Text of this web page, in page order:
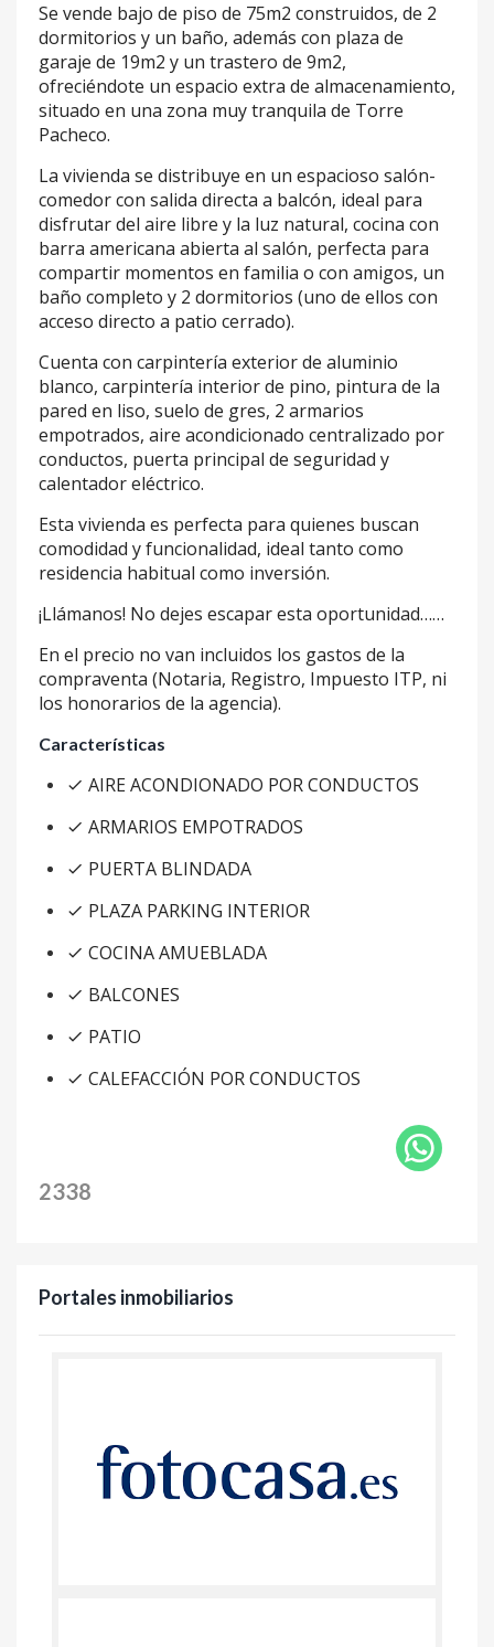
Se vende bajo de piso de 75m2 construidos, de 2
dormitorios y un baño, además con plaza de
garaje de 19m2 y un trastero de 9m2,
ofreciéndote un espacio extra de almacenamiento,
situado en una zona muy tranquila de Torre
Pacheco.
La vivienda se distribuye en un espacioso salón-
comedor con salida directa a balcón, ideal para
disfrutar del aire libre y la luz natural, cocina con
barra americana abierta al salón, perfecta para
compartir momentos en familia o con amigos, un
baño completo y 2 dormitorios (uno de ellos con
acceso directo a patio cerrado).
Cuenta con carpintería exterior de aluminio
blanco, carpintería interior de pino, pintura de la
pared en liso, suelo de gres, 2 armarios
empotrados, aire acondicionado centralizado por
conductos, puerta principal de seguridad y
calentador eléctrico.
Esta vivienda es perfecta para quienes buscan
comodidad y funcionalidad, ideal tanto como
residencia habitual como inversión.
¡Llámanos! No dejes escapar esta oportunidad……
En el precio no van incluidos los gastos de la
compraventa (Notaria, Registro, Impuesto ITP, ni
los honorarios de la agencia).
Características
AIRE ACONDIONADO POR CONDUCTOS
ARMARIOS EMPOTRADOS
PUERTA BLINDADA
PLAZA PARKING INTERIOR
COCINA AMUEBLADA
BALCONES
PATIO
CALEFACCIÓN POR CONDUCTOS
2338
Portales inmobiliarios